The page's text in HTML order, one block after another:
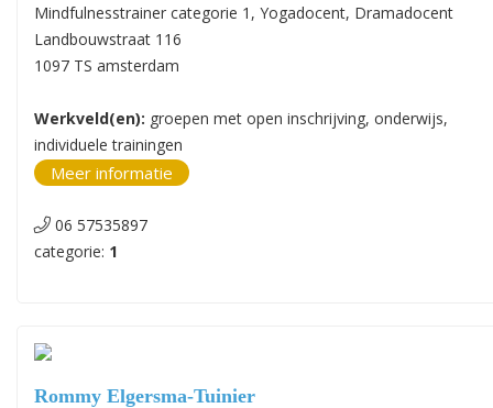
Mindfulnesstrainer categorie 1, Yogadocent, Dramadocent
Landbouwstraat 116
1097 TS amsterdam
Werkveld(en): groepen met open inschrijving, onderwijs,
individuele trainingen
Meer informatie
06 57535897
categorie: 1
Rommy Elgersma-Tuinier